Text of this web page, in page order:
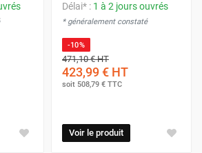
Délai* : 1 à 2 jours ouvrés
* généralement constaté
-10%
471,10 €HT
423,99 € HT
soit 508,79 € TTC
Voir le produit